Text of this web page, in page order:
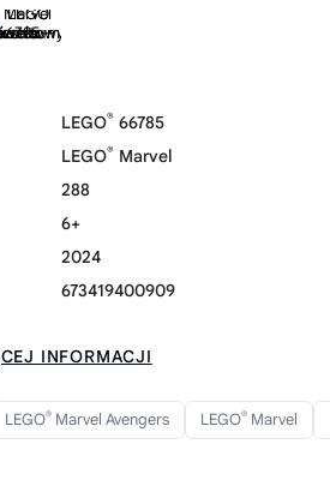
LEGO® 66785
LEGO® Marvel
288
6+
2024
673419400909
INFORMACJI
LEGO® Marvel Avengers LEGO® Marvel